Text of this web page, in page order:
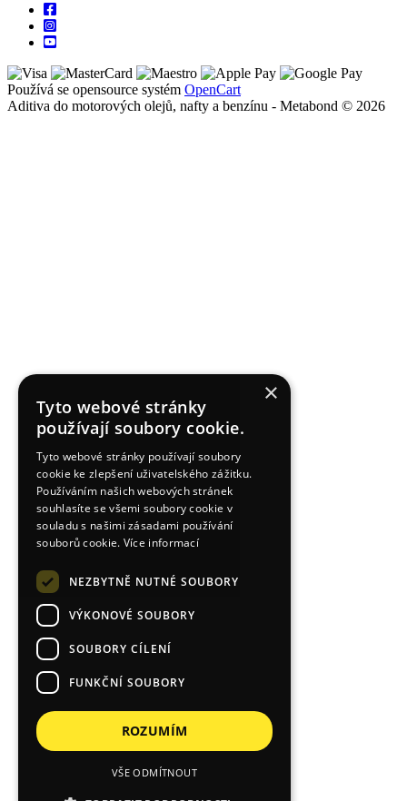
Používá se opensource systém OpenCart
Aditiva do motorových olejů, nafty a benzínu - Metabond © 2026
×
Tyto webové stránky
používají soubory cookie.
Tyto webové stránky používají soubory
cookie ke zlepšení uživatelského zážitku.
Používáním našich webových stránek
souhlasíte se všemi soubory cookie v
souladu s našimi zásadami používání
souborů cookie. Více informací
NEZBYTNĚ NUTNÉ SOUBORY
VÝKONOVÉ SOUBORY
SOUBORY CÍLENÍ
FUNKČNÍ SOUBORY
ROZUMÍM
VŠE ODMÍTNOUT